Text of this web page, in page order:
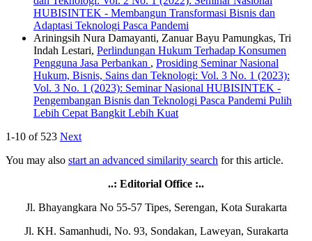
HUBISINTEK - Membangun Transformasi Bisnis dan
Adaptasi Teknologi Pasca Pandemi
Ariningsih Nura Damayanti, Zanuar Bayu Pamungkas, Tri
Indah Lestari, Perlindungan Hukum Terhadap Konsumen
Pengguna Jasa Perbankan , Prosiding Seminar Nasional
Hukum, Bisnis, Sains dan Teknologi: Vol. 3 No. 1 (2023):
Vol. 3 No. 1 (2023): Seminar Nasional HUBISINTEK -
Pengembangan Bisnis dan Teknologi Pasca Pandemi Pulih
Lebih Cepat Bangkit Lebih Kuat
1-10 of 523 Next
You may also start an advanced similarity search for this article.
..: Editorial Office :..
Jl. Bhayangkara No 55-57 Tipes, Serengan, Kota Surakarta
Jl. KH. Samanhudi, No. 93, Sondakan, Laweyan, Surakarta